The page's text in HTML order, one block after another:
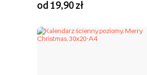
od 19,90 zł